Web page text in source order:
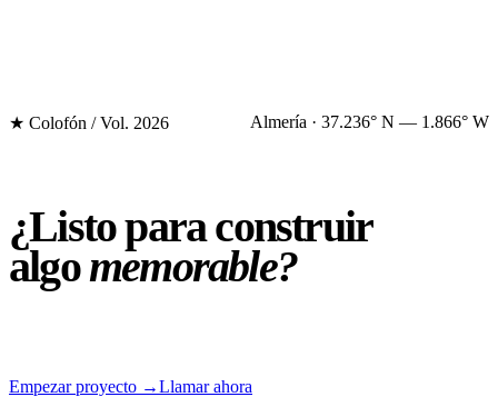
★ Colofón / Vol. 2026 Almería · 37.236° N — 1.866° W
¿Listo paraconstruir
algomemorable?
Empezar proyecto →Llamar ahora